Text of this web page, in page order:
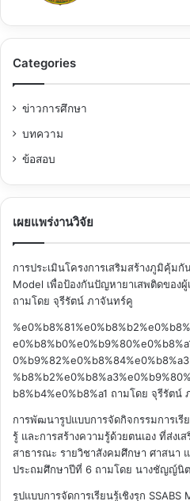
Categories
ข่าวการศึกษา
บทความ
ข้อสอบ
เผยแพร่งานวิจัย
การประเมินโครงการเสริมสร้างภูมิคุ้ม
Model เพื่อป้องกันปัญหายาเสพติดของผู้
ถามโดย จุรีรัตน์ ภาจันทร์คู
b8%b4%e0%b8%a1 ถามโดย จุรีรัตน์
การพัฒนารูปแบบการจัดกิจกรรมการเรี
รู้ และการสร้างความรู้ด้วยตนเอง ที่ส่งเ
สาธารณะ รายวิชาสังคมศึกษา ศาสนา
ประถมศึกษาปีที่ 6 ถามโดย นางชัญญ์นิต
รูปแบบการจัดการเรียนรู้เชิงรุก